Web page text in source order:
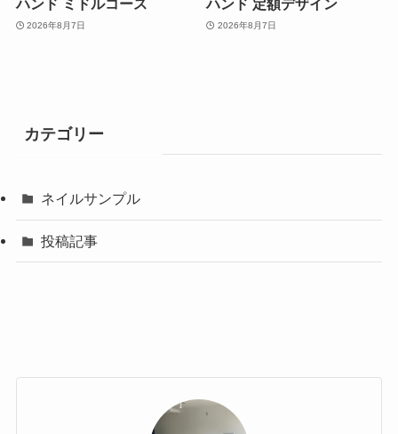
ハンド ミドルコース
2026年8月7日
ハンド 定額デザイン
2026年8月7日
カテゴリー
ネイルサンプル
投稿記事